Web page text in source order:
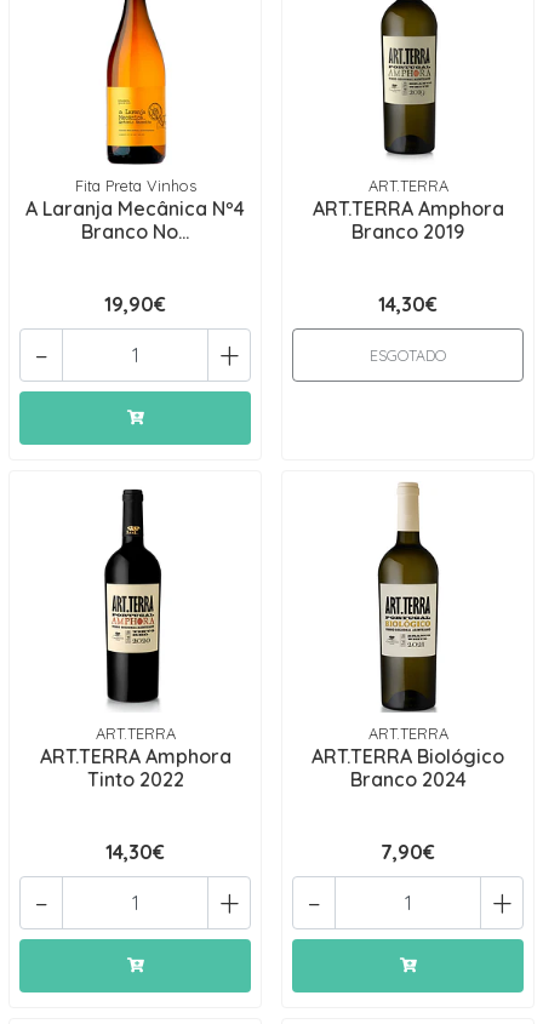
Fita Preta Vinhos
A Laranja Mecânica Nº4
Branco No...
19,90€
+
-
ART.TERRA
ART.TERRA Amphora
Branco 2019
14,30€
ESGOTADO
ART.TERRA
ART.TERRA Amphora
Tinto 2022
14,30€
+
-
ART.TERRA
ART.TERRA Biológico
Branco 2024
7,90€
+
-